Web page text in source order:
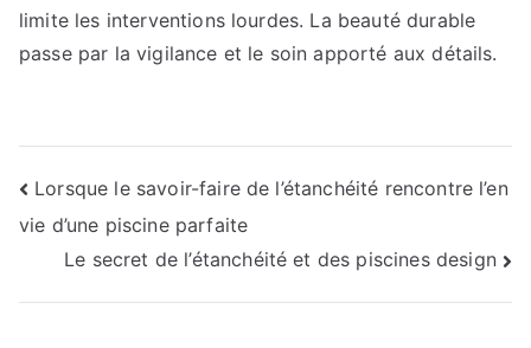
limite les interventions lourdes. La beauté durable
passe par la vigilance et le soin apporté aux détails.
Navigation
de
l’article
Lorsque le savoir-faire de l’étanchéité rencontre l’en
vie d’une piscine parfaite
Le secret de l’étanchéité et des piscines design